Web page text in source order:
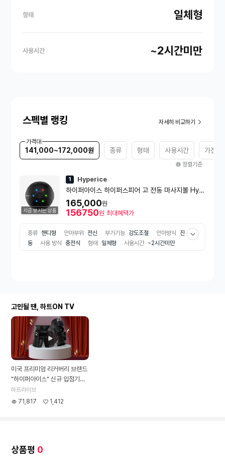
형태 일체형
사용시간 ~2시간미만
스펙별 랭킹 자세히 비교하기
가격대
141,000~172,000원 종류 형태 사용시간 가전
정렬기준
지금 보시는 상품
1 Hyperice
하이퍼아이스 하이퍼스피어 고 전동 마사지볼 Hyp
ersphere Go
165,000원
156750원 최대혜택가
종류 핸디형 안마부위 전신 부가기능 강도조절 안마방식
진
동
사용 방식 충전식 형태 일체형 사용시간 ~2시간미만
고민될 땐, 하트ON TV
미국 프리미엄 리커버리 브랜드
"하이퍼아이스" 신규 입점기념
LIVE
하트라이브
71,817
1,412
상품평 0